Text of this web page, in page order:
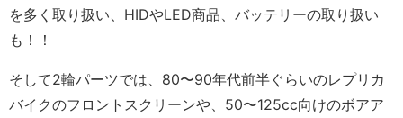
を多く取り扱い、HIDやLED商品、バッテリーの取り扱い
も！！
そして2輪パーツでは、80〜90年代前半ぐらいのレプリカ
バイクのフロントスクリーンや、50〜125cc向けのボアア